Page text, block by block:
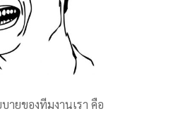
ายของทีมงานเรา คือ